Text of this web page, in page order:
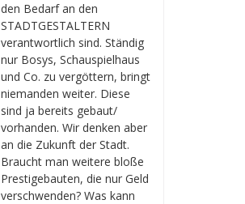
den Bedarf an den
STADTGESTALTERN
verantwortlich sind. Ständig
nur Bosys, Schauspielhaus
und Co. zu vergöttern, bringt
niemanden weiter. Diese
sind ja bereits gebaut/
vorhanden. Wir denken aber
an die Zukunft der Stadt.
Braucht man weitere bloße
Prestigebauten, die nur Geld
verschwenden? Was kann